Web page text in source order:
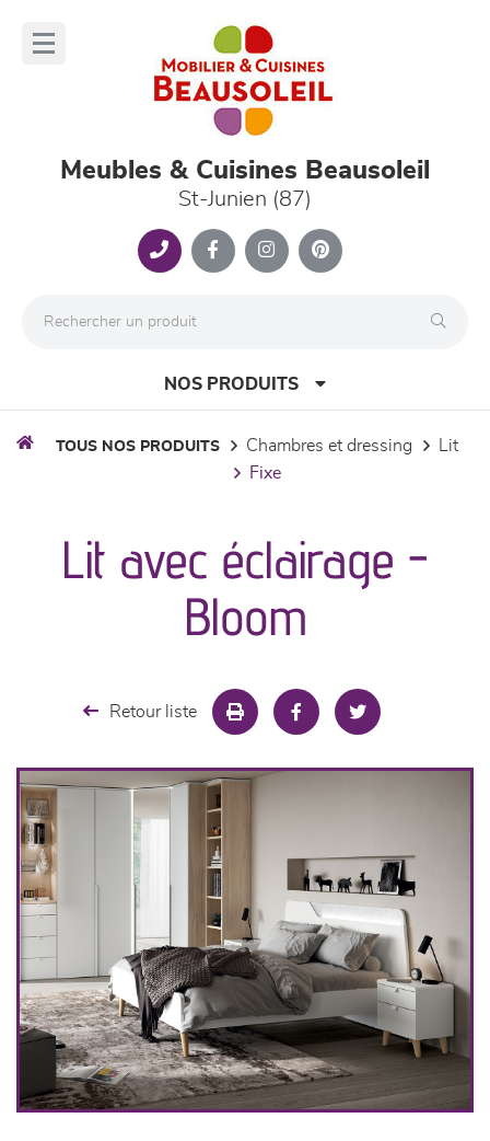
Meubles & Cuisines Beausoleil
St-Junien (87)
NOS PRODUITS
séjours
meubles de complément
cuisine & sur-mesure
décoration
TOUS NOS PRODUITS chambres et dressing
lit
fixe
Lit avec éclairage -
Bloom
Retour liste